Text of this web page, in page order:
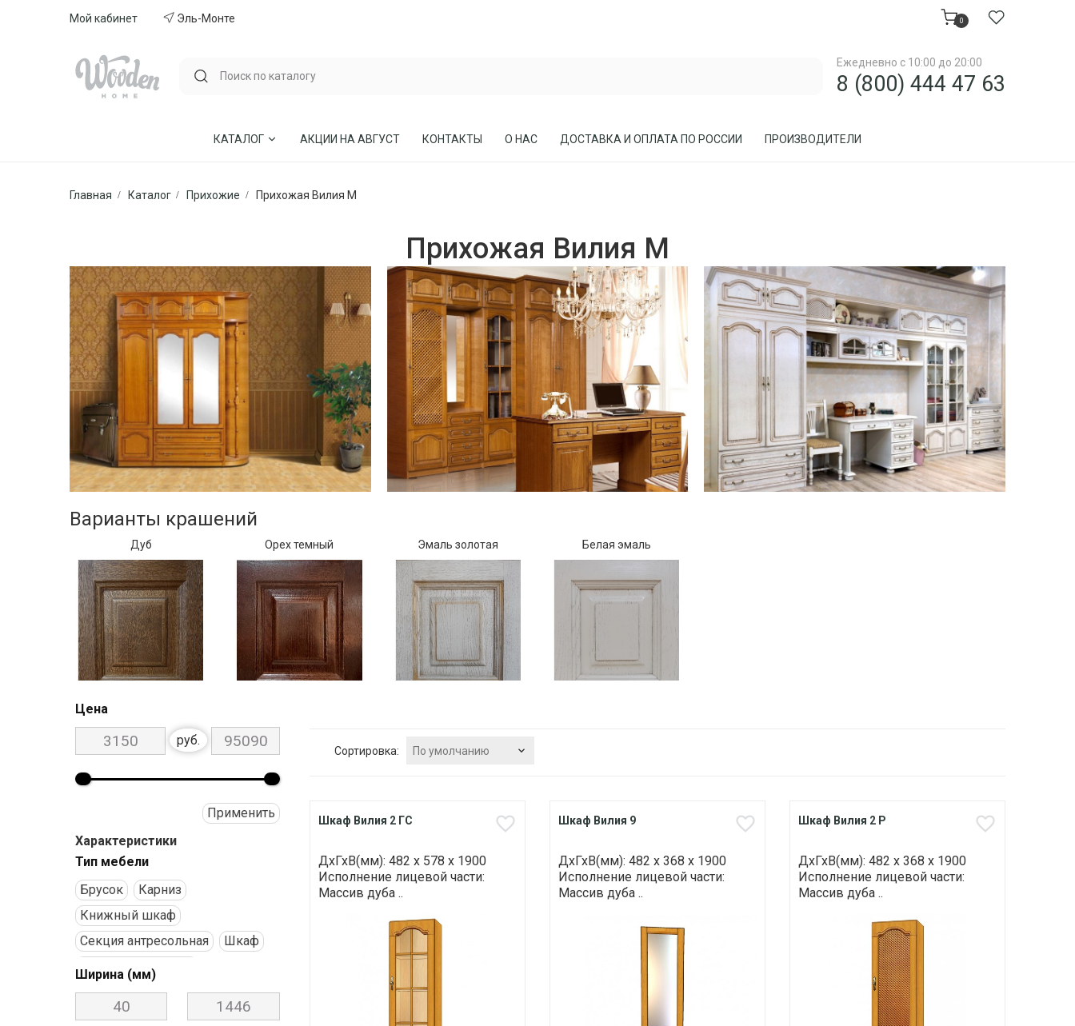
Мой кабинет Эль-Монте 0
Ежедневно с 10:00 до 20:00
8 (800) 444 47 63
КАТАЛОГ
МЯГКАЯ МЕБЕЛЬ
СТОЛЫ ОБЕДЕННЫЕ
КУХНИ
ДЕТСКИЕ
КАБИНЕТЫ, БИБЛИОТЕКИ
МЕБЕЛЬ В СТИЛЕ ЛОФТ
МАТРАСЫ
ПРЕДМЕТЫ ИНТЕРЬЕРА
АКЦИИ НА АВГУСТ КОНТАКТЫ О НАС ДОСТАВКА И ОПЛАТА ПО РОССИИ ПРОИЗВОДИТЕЛИ
Главная Каталог Прихожие Прихожая Вилия М
Прихожая Вилия М
Варианты крашений
Дуб Орех темный Эмаль золотая Белая эмаль
Цена
руб.
Применить
Характеристики
Тип мебели
Брусок
Карниз
Книжный шкаф
Секция антресольная
Шкаф
Шкаф для одежды
Ширина (мм)
Сортировка: По умолчанию
Шкаф Вилия 2 ГС
ДхГхВ(мм): 482 х 578 х 1900
Исполнение лицевой части:
Массив дуба ..
Шкаф Вилия 9
ДхГхВ(мм): 482 х 368 х 1900
Исполнение лицевой части:
Массив дуба ..
Шкаф Вилия 2 Р
ДхГхВ(мм): 482 х 368 х 1900
Исполнение лицевой части:
Массив дуба ..